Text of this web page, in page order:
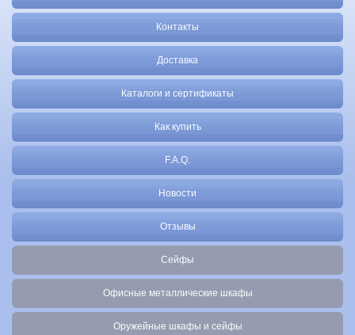
Контакты
Доставка
Каталоги и сертификаты
Как купить
F.A.Q.
Новости
Отзывы
Сейфы
Офисные металлические шкафы
Оружейные шкафы и сейфы